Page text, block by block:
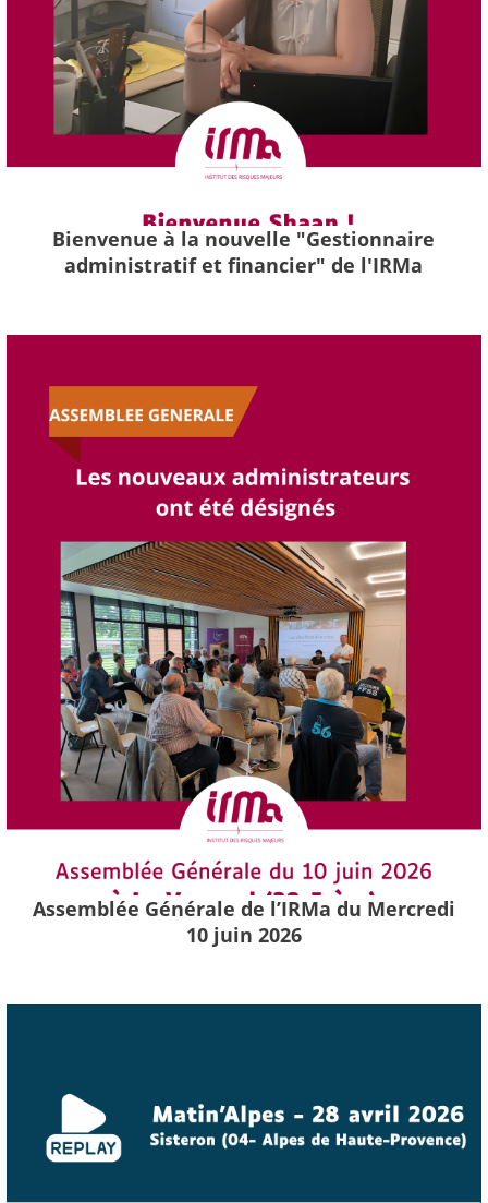
Bienvenue à la nouvelle "Gestionnaire
administratif et financier" de l'IRMa
Assemblée Générale de l’IRMa du Mercredi
10 juin 2026